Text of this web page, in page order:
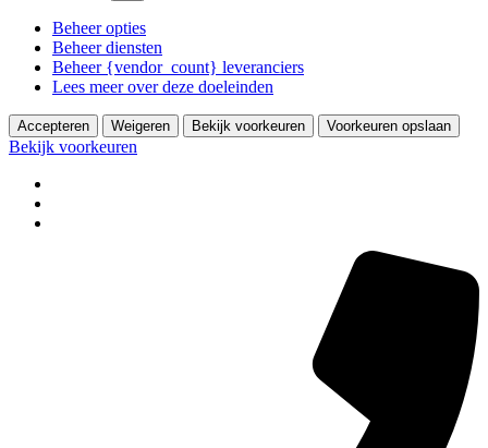
Beheer opties
Beheer diensten
Beheer {vendor_count} leveranciers
Lees meer over deze doeleinden
Accepteren Weigeren Bekijk voorkeuren Voorkeuren opslaan
Bekijk voorkeuren